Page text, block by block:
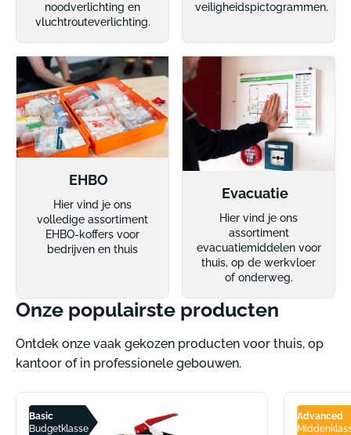
noodverlichting en
vluchtrouteverlichting.
veiligheidspictogrammen.
EHBO
Hier vind je ons
volledige assortiment
EHBO-koffers voor
bedrijven en thuis
Evacuatie
Hier vind je ons
assortiment
evacuatiemiddelen voor
thuis, op de werkvloer
of onderweg.
Onze populairste producten
Ontdek onze vaak gekozen producten voor thuis, op
kantoor of in professionele gebouwen.
Basic
Budgetklasse
Advanced